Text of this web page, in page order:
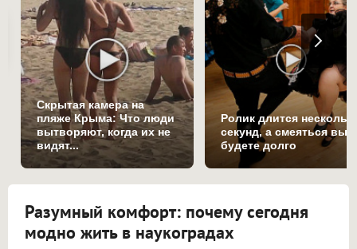
Скрытая камера на
пляже Крыма: Что люди
вытворяют, когда их не
видят...
Ролик длится
секунд, а смеяться вы
будете долго
Разумный комфорт: почему сегодня
модно жить в наукоградах